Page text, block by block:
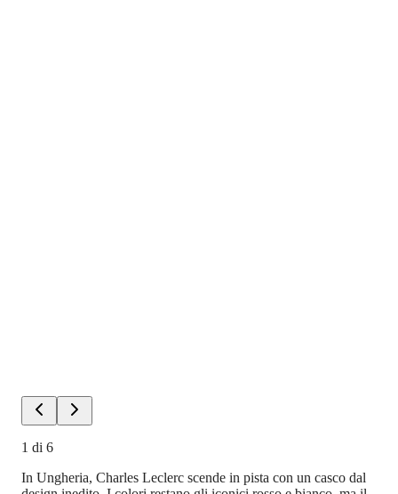
1 di 6
In Ungheria, Charles Leclerc scende in pista con un casco dal